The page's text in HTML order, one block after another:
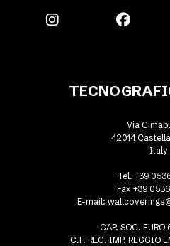
Via
42014
Italy
Tel. +39
Fax +39
E-mail:
CAP. SOC.
C.F. REG. IMP. REGGIO